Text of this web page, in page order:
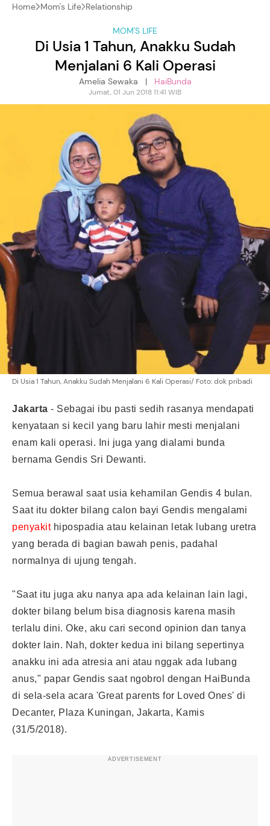
Home Mom's Life Relationship
MOM'S LIFE
Di Usia 1 Tahun, Anakku Sudah
Menjalani 6 Kali Operasi
Amelia Sewaka | HaiBunda
Jumat, 01 Jun 2018 11:41 WIB
Di Usia 1 Tahun, Anakku Sudah Menjalani 6 Kali Operasi/ Foto: dok pribadi
Jakarta - Sebagai ibu pasti sedih rasanya mendapati
kenyataan si kecil yang baru lahir mesti menjalani
enam kali operasi. Ini juga yang dialami bunda
bernama Gendis Sri Dewanti.
Semua berawal saat usia kehamilan Gendis 4 bulan.
Saat itu dokter bilang calon bayi Gendis mengalami
penyakithipospadia atau kelainan letak lubang uretra
yang berada di bagian bawah penis, padahal
normalnya di ujung tengah.
"Saat itu juga aku nanya apa ada kelainan lain lagi,
dokter bilang belum bisa diagnosis karena masih
terlalu dini. Oke, aku cari second opinion dan tanya
dokter lain. Nah, dokter kedua ini bilang sepertinya
anakku ini ada atresia ani atau nggak ada lubang
anus," papar Gendis saat ngobrol dengan HaiBunda
di sela-sela acara 'Great parents for Loved Ones' di
Decanter, Plaza Kuningan, Jakarta, Kamis
(31/5/2018).
ADVERTISEMENT